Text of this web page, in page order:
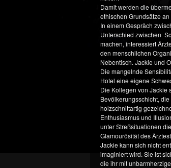
Damit werden die
ethischen Grundsätze
In einem Gespräch
Unterschied zwischen
machen, interessiert
den menschlichen
Nebentisch. Jackie und
Die mangelnde
Hotel eine eigene
Die Kollegen von Jackie
Bevölkerungsschicht,
holzschnittartig
Enthusiasmus und
unter Streßsituationen
Glamourösität des
Jackie kann sich nicht
imaginiert wird. Sie ist
die ihr mit